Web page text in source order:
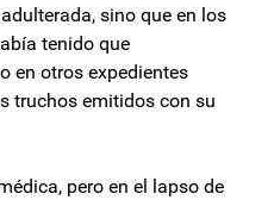
sino que en los
tenido que
en otros expedientes
truchos emitidos con su
pero en el lapso de